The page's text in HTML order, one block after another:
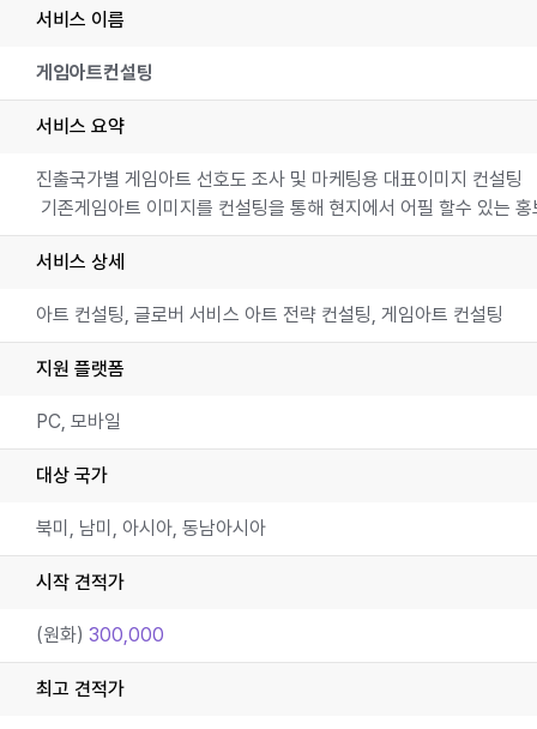
바인 홍보 영상 제작, 슈퍼빌런랩스 영상 제작
- 2024년: 오뉴월스튜디오 <VEILED EDGE> 홍
보 영상 제작, 케세라게임즈 <칼파> 홍보 영상 제
- 2021~2023년: 게임더하기 협력사로 다양한 서비
스 수행
서비스 이름
게임아트컨설팅
서비스 요약
진출국가별 게임아트 선호도 조사 및 마케팅용 대표이미지 컨설팅
기존게임아트 이미지를 컨설팅을 통해 현지에서 어필 할수 있는
서비스 상세
아트 컨설팅, 글로버 서비스 아트 전략 컨설팅, 게임아트 컨설팅
지원 플랫폼
PC, 모바일
대상 국가
북미, 남미, 아시아, 동남아시아
시작 견적가
(원화) 300,000
최고 견적가